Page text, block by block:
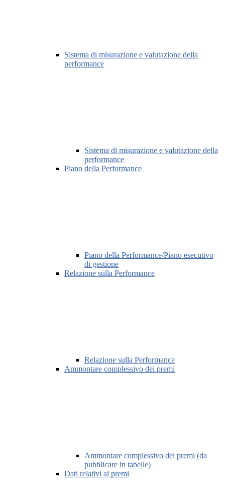
Sistema di misurazione e valutazione della
performance
Sistema di misurazione e valutazione della
performance
Piano della Performance
Piano della Performance/Piano esecutivo
di gestione
Relazione sulla Performance
Relazione sulla Performance
Ammontare complessivo dei premi
Ammontare complessivo dei premi (da
pubblicare in tabelle)
Dati relativi ai premi